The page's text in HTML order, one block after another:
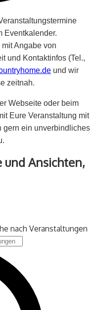
Eventkalender.
Angabe von
und Kontaktinfos (Tel.,
und wir
zeitnah.
Webseite oder beim
Eure Veranstaltung mit
gern ein unverbindliches
und Ansichten,
nach Veranstaltungen